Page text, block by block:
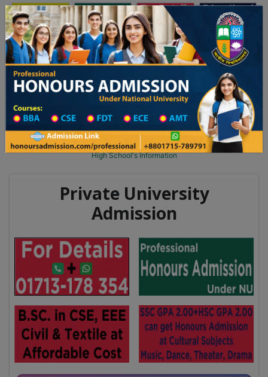
Toggle navigation অনার্স ভর্তি প্রফেশনাল অনার্স
Updates
২৬ শিক্ষাবর্ষের ১ম বর্ষের ভর্তি আবেদন বিজ্ঞপ্তি ঢাকা বিশ্ববিদ্যালয় ২০২৫-২৬ শিক্ষাবর্ষে
School Category
High School in Pabna Wise
High School List
High School's Information
Private University
Admission